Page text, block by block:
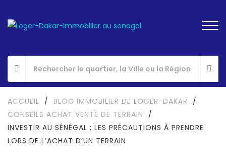
ACCUEIL / BLOG IMMOBILIER DE LOGER-DAKAR
/
CONSEILS ACHAT VENTE DE TERRAIN
/
INVESTIR AU SÉNÉGAL : LES PRÉCAUTIONS À PRENDRE
LORS DE L’ACHAT D’UN TERRAIN